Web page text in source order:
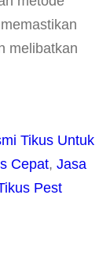
melibatkan
Tikus Untuk
Cepat, Jasa
Pest